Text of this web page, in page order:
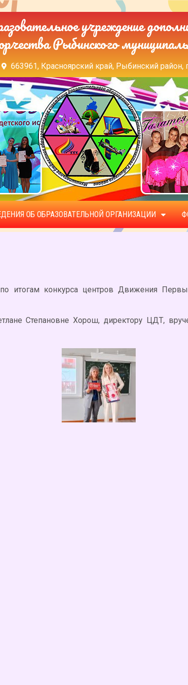
учреждение
Рыбинского
663961, Красноярский край, Рыбинский район,
ОБ ОБРАЗОВАТЕЛЬНОЙ ОРГАНИЗАЦИИ
итогам конкурса центров Движения
Степановне Хорош, директору ЦДТ,